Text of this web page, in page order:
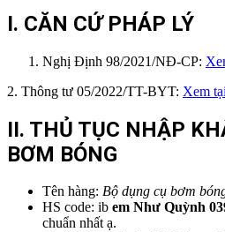
I. CĂN CỨ PHÁP LÝ
Nghị Định 98/2021/NĐ-CP:
2. Thông tư 05/2022/TT-BYT: Xem
II. THỦ TỤC NHẬP
BƠM BÓNG
Tên hàng: Bộ dụng cụ bơm
HS code: ib em Như Quỳnh
chuẩn nhất ạ.